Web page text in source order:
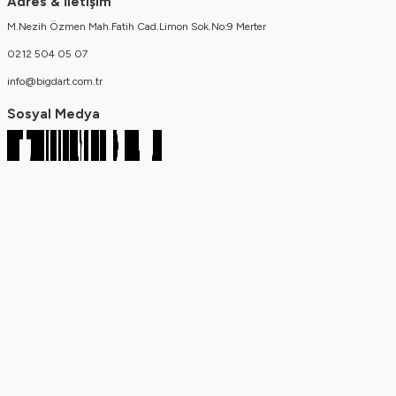
M.Nezih Özmen Mah.Fatih Cad.Limon Sok.No:9 Merter
0212 504 05 07
info@bigdart.com.tr
Sosyal Medya